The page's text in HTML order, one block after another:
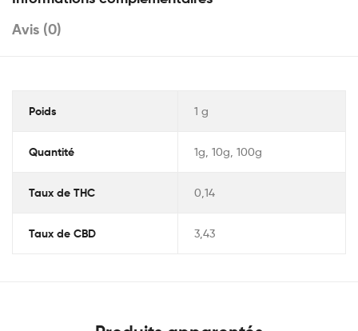
Avis (0)
Poids 1 g
Quantité 1g, 10g, 100g
Taux de THC 0,14
Taux de CBD 3,43